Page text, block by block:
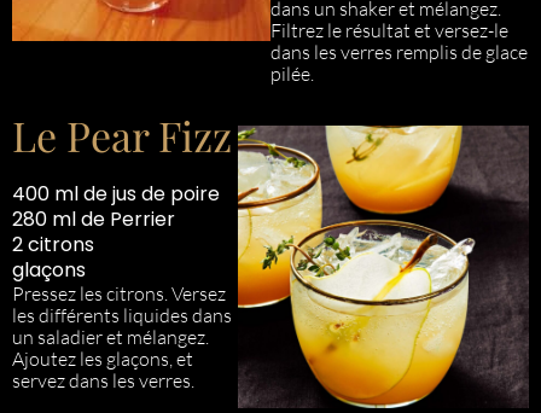
dans un shaker et mélangez.
Filtrez le résultat et versez-le
dans les verres remplis de glace
pilée.
Le Pear Fizz
400 ml de jus de poire
280 ml de Perrier
2 citrons
glaçons
Pressez les citrons. Versez
les différents liquides dans
un saladier et mélangez.
Ajoutez les glaçons, et
servez dans les verres.